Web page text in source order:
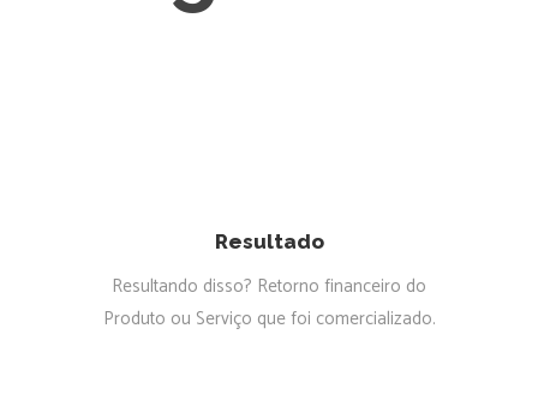
Resultado
Resultando disso? Retorno financeiro do
Produto ou Serviço que foi comercializado.